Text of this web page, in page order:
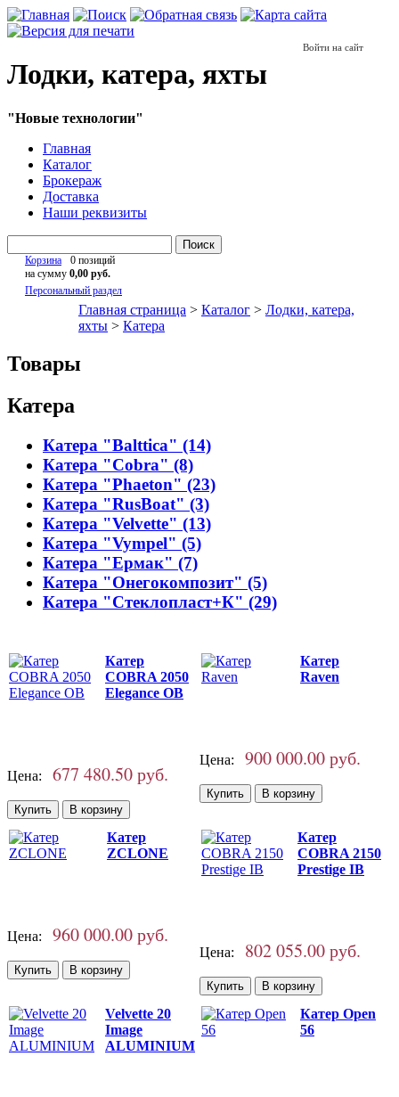
Войти на сайт
Лодки, катера, яхты
"Новые технологии"
Главная
Каталог
Брокераж
Доставка
Наши реквизиты
Поиск
Корзина
0 позиций
на сумму 0,00 руб.
Персональный раздел
Главная страница > Каталог > Лодки, катера,
яхты > Катера
Товары
Катера
Катера "Balttica" (14)
Катера "Cobra" (8)
Катера "Phaeton" (23)
Катера "RusBoat" (3)
Катера "Velvette" (13)
Катера "Vympel" (5)
Катера "Ермак" (7)
Катера "Онегокомпозит" (5)
Катера "Стеклопласт+К" (29)
Катер
COBRA 2050
Elegance OB
Цена: 677 480.50 руб.
Катер
Raven
Цена: 900 000.00 руб.
Катер
ZCLONE
Цена: 960 000.00 руб.
Катер
СOBRA 2150
Prestige IB
Цена: 802 055.00 руб.
Velvette 20
Image
ALUMINIUM
Катер Open
56